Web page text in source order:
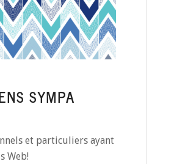
SYMPA
et particuliers ayant
Web!